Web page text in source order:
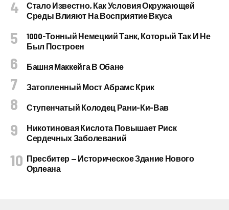
Стало Известно, Как Условия Окружающей
Среды Влияют На Восприятие Вкуса
1000-Тонный Немецкий Танк, Который Так И Не
Был Построен
Башня Маккейга В Обане
Затопленный Мост Абрамс Крик
Ступенчатый Колодец Рани-Ки-Вав
Никотиновая Кислота Повышает Риск
Сердечных Заболеваний
Пресбитер — Историческое Здание Нового
Орлеана